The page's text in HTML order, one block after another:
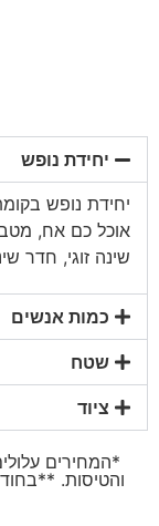
יחידת נופש
יחידת נופש
אוכל כם אח,
שינה זוגי, חדר
כמות אנשים
שטח
ציוד
*המחירים
והטיסות.